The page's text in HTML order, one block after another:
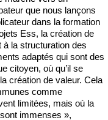
que nous lançons
dans la formation
Ess, la création de
la structuration des
adaptés qui sont des
citoyen, où qu’il se
création de valeur. Cela
comme
limitées, mais où la
immenses »,